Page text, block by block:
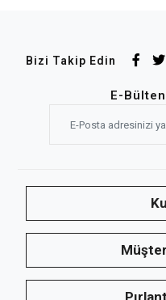
Bizi Takip Edin
E-